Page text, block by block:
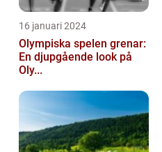
16 januari 2024
Olympiska spelen grenar:
En djupgående look på
Oly...